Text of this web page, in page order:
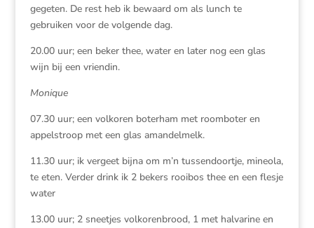
gegeten. De rest heb ik bewaard om als lunch te
gebruiken voor de volgende dag.
20.00 uur; een beker thee, water en later nog een glas
wijn bij een vriendin.
Monique
07.30 uur; een volkoren boterham met roomboter en
appelstroop met een glas amandelmelk.
11.30 uur; ik vergeet bijna om m’n tussendoortje, mineola,
te eten. Verder drink ik 2 bekers rooibos thee en een flesje
water
13.00 uur; 2 sneetjes volkorenbrood, 1 met halvarine en